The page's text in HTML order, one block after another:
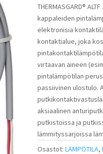
THERMASGARD®
kappaleiden
elektronisia
kontaktialue, joka
virtaavan aineen
pintalämpötilan
passiivinen ulostulo.
aksiaalinen
putkistoissa ja
lämmityssarjoissa
Osastot:LÄMPÖTILA,